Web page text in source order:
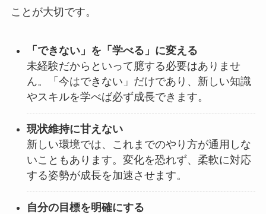
ことが大切です。
「できない」を「学べる」に変える
未経験だからといって臆する必要はありませ
ん。「今はできない」だけであり、新しい知識
やスキルを学べば必ず成長できます。
現状維持に甘えない
新しい環境では、これまでのやり方が通用しな
いこともあります。変化を恐れず、柔軟に対応
する姿勢が成長を加速させます。
自分の目標を明確にする